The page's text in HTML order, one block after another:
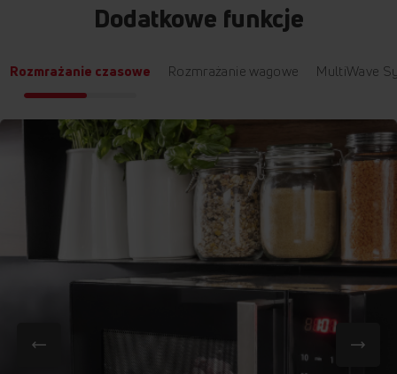
Dodatkowe funkcje
Rozmrażanie czasowe Rozmrażanie wagowe